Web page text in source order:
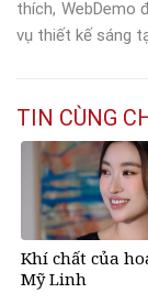
thích, WebDemo
vụ thiết kế sáng
TIN CÙNG
Khí chất của
Mỹ Linh